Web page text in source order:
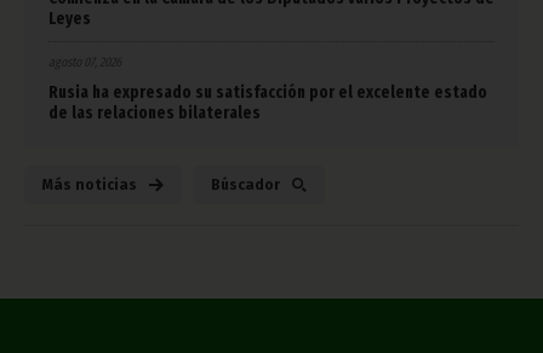
Leyes
agosto 07, 2026
Rusia ha expresado su satisfacción por el excelente estado
de las relaciones bilaterales
Más noticias Búscador